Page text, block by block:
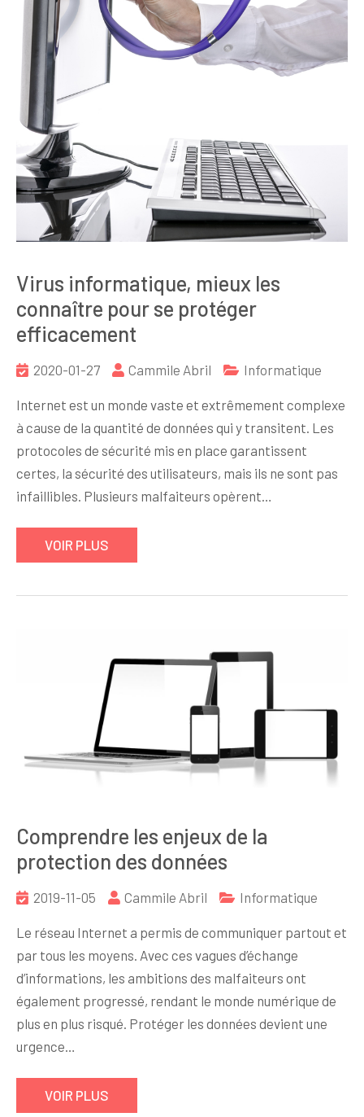
Virus informatique, mieux les
connaître pour se protéger
efficacement
2020-01-27 Cammile Abril Informatique
Internet est un monde vaste et extrêmement complexe
à cause de la quantité de données qui y transitent. Les
protocoles de sécurité mis en place garantissent
certes, la sécurité des utilisateurs, mais ils ne sont pas
infaillibles. Plusieurs malfaiteurs opèrent…
VOIR PLUS
Comprendre les enjeux de la
protection des données
2019-11-05 Cammile Abril Informatique
Le réseau Internet a permis de communiquer partout et
par tous les moyens. Avec ces vagues d’échange
d’informations, les ambitions des malfaiteurs ont
également progressé, rendant le monde numérique de
plus en plus risqué. Protéger les données devient une
urgence…
VOIR PLUS